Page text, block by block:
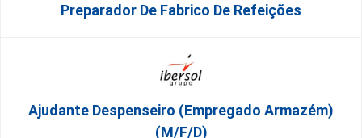
Preparador De Fabrico De Refeições
Ajudante Despenseiro (empregado Armazém)
(M/F/D)